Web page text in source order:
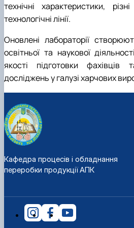
технічні характеристики,
технологічні лінії.
Оновлені лабораторії
освітньої та наукової
якості підготовки фахівців
досліджень у галузі харчових
Кафедра процесів і обладнання
переробки продукції АПК